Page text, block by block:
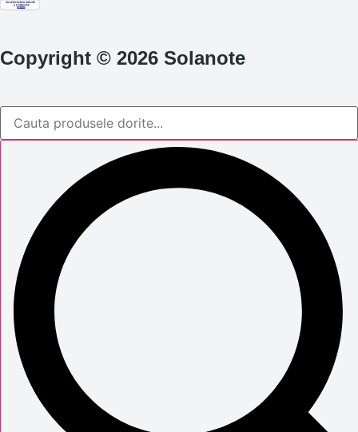
Copyright © 2026 Solanote